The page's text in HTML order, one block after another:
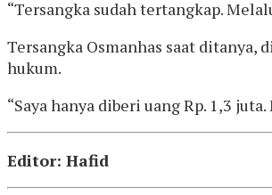
“Tersangka sudah tertangkap.
Tersangka Osmanhas saat
hukum.
“Saya hanya diberi uang Rp. 1,3
Editor: Hafid